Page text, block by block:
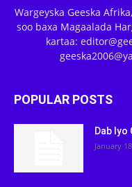
Wargeyska Geeska
soo baxa Magaalada
kartaa:
POPULAR POSTS
Dab Iyo
January